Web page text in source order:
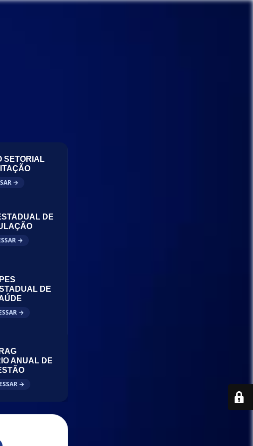
SETORIAL
→
DE
→
PES
DE
→
RAG
ANUAL DE
→